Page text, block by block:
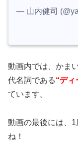
— 山内健司
動画内では、かま
代名詞である“ディ
ています。
動画の最後には、
ね！